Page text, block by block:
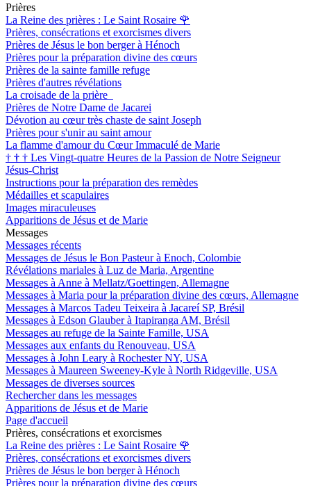
Prières
La Reine des prières : Le Saint Rosaire 🌹
Prières, consécrations et exorcismes divers
Prières de Jésus le bon berger à Hénoch
Prières pour la préparation divine des cœurs
Prières de la sainte famille refuge
Prières d'autres révélations
La croisade de la prière
Prières de Notre Dame de Jacarei
Dévotion au cœur très chaste de saint Joseph
Prières pour s'unir au saint amour
La flamme d'amour du Cœur Immaculé de Marie
† † † Les Vingt-quatre Heures de la Passion de Notre Seigneur
Jésus-Christ
Instructions pour la préparation des remèdes
Médailles et scapulaires
Images miraculeuses
Apparitions de Jésus et de Marie
Messages
Messages récents
Messages de Jésus le Bon Pasteur à Enoch, Colombie
Révélations mariales à Luz de Maria, Argentine
Messages à Anne à Mellatz/Goettingen, Allemagne
Messages à Maria pour la préparation divine des cœurs, Allemagne
Messages à Marcos Tadeu Teixeira à Jacareí SP, Brésil
Messages à Edson Glauber à Itapiranga AM, Brésil
Messages au refuge de la Sainte Famille, USA
Messages aux enfants du Renouveau, USA
Messages à John Leary à Rochester NY, USA
Messages à Maureen Sweeney-Kyle à North Ridgeville, USA
Messages de diverses sources
Rechercher dans les messages
Apparitions de Jésus et de Marie
Page d'accueil
Prières, consécrations et exorcismes
La Reine des prières : Le Saint Rosaire 🌹
Prières, consécrations et exorcismes divers
Prières de Jésus le bon berger à Hénoch
Prières pour la préparation divine des cœurs